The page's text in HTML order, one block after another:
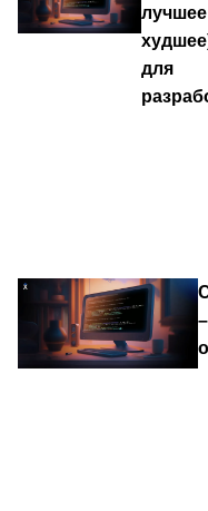
для
–